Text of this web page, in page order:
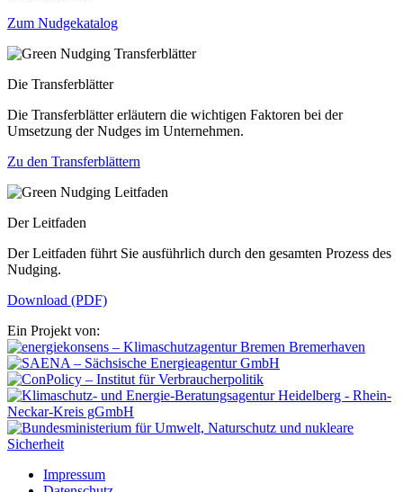
Zum Nudgekatalog
Die Transferblätter
Die Transferblätter erläutern die wichtigen Faktoren bei der
Umsetzung der Nudges im Unternehmen.
Zu den Transferblättern
Der Leitfaden
Der Leitfaden führt Sie ausführlich durch den gesamten Prozess des
Nudging.
Download (PDF)
Ein Projekt von:
Impressum